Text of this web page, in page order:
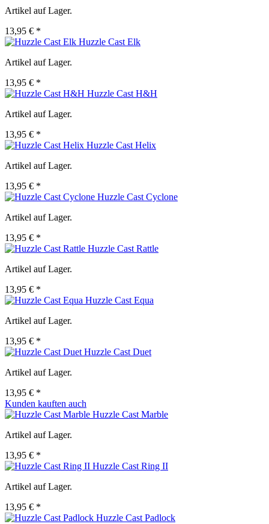
Artikel auf Lager.
13,95 € *
Huzzle Cast Elk
Artikel auf Lager.
13,95 € *
Huzzle Cast H&H
Artikel auf Lager.
13,95 € *
Huzzle Cast Helix
Artikel auf Lager.
13,95 € *
Huzzle Cast Cyclone
Artikel auf Lager.
13,95 € *
Huzzle Cast Rattle
Artikel auf Lager.
13,95 € *
Huzzle Cast Equa
Artikel auf Lager.
13,95 € *
Huzzle Cast Duet
Artikel auf Lager.
13,95 € *
Kunden kauften auch
Huzzle Cast Marble
Artikel auf Lager.
13,95 € *
Huzzle Cast Ring II
Artikel auf Lager.
13,95 € *
Huzzle Cast Padlock